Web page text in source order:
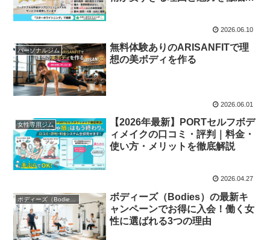
2026.06.10
パーソナルジム
無料体験ありのARISANFITで理
想の美ボディを作る
2026.06.01
女性専用ジム
【2026年最新】PORTセルフボデ
ィメイクの口コミ・評判｜料金・
使い方・メリットを徹底解説
2026.04.27
ボディーズ（Bodies）の最新キ
ャンペーンでお得に入会！働く女
性に選ばれる3つの理由